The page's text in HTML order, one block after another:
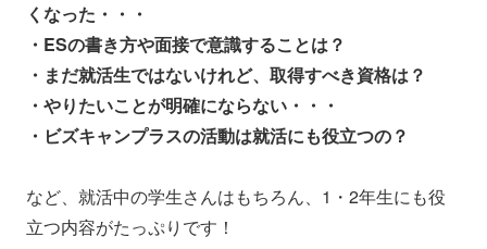
くなった・・・
・ESの書き方や面接で意識することは？
・まだ就活生ではないけれど、取得すべき資格は？
・やりたいことが明確にならない・・・
・ビズキャンプラスの活動は就活にも役立つの？
など、就活中の学生さんはもちろん、1・2年生にも役
立つ内容がたっぷりです！